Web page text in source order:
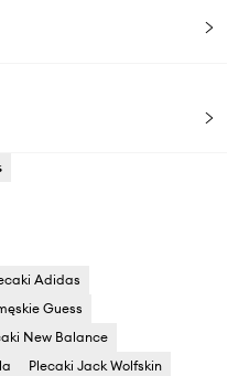
Adidas
Guess
New Balance
Plecaki Jack Wolfskin